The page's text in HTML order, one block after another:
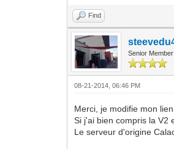
Find
Senior Member
08-21-2014, 06:46 PM
Merci, je modifie mon lien.
Si j'ai bien compris la V2
Le serveur d'origine